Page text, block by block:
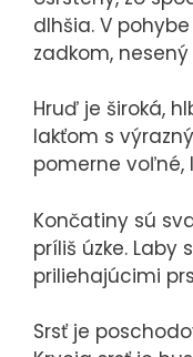
dlhšia. V
zadkom,
Hruď je široká,
lakťom s
pomerne
Končatiny sú
príliš úzke. Laby
priliehajúcimi
Srsť je